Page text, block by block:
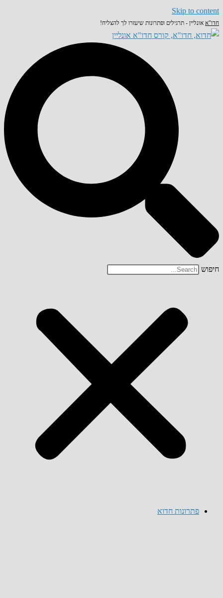
Skip to content
חדו"א אונליין - תרגילים ופתרונות שיעזרו לך להצליח!
חיפוש
פתרונות חדוא